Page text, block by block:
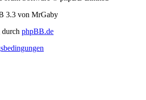
3.3 von MrGaby
durch phpBB.de